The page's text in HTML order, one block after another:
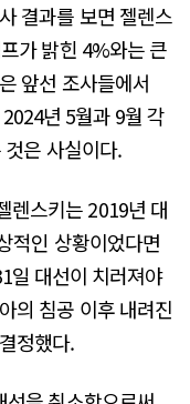
결과를 보면 젤렌스
가 밝힌 4%와는 큰
앞선 조사들에서
년 5월과 9월 각
은 사실이다.
렌스키는 2019년 대
적인 상황이었다면
일 대선이 치러져야
의 침공 이후 내려진
정했다.